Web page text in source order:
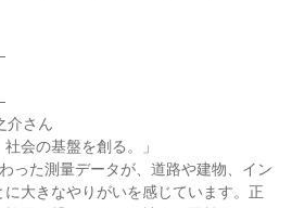
介さん
会の基盤を創る。」
った測量データが、道路や建物、イン
大きなやりがいを感じています。正